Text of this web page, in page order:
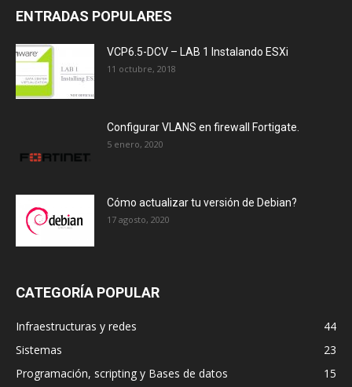
ENTRADAS POPULARES
VCP6.5-DCV – LAB 1 Instalando ESXi
11 octubre, 2018
Configurar VLANS en firewall Fortigate.
5 enero, 2020
Cómo actualizar tu versión de Debian?
17 agosto, 2020
CATEGORÍA POPULAR
Infraestructuras y redes
44
Sistemas
23
Programación, scripting y Bases de datos
15